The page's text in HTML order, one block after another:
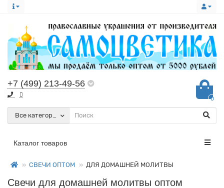
+7 (499) 213-49-56
0
Все категории
Каталог товаров
СВЕЧИ ОПТОМ ДЛЯ ДОМАШНЕЙ МОЛИТВЫ
Свечи для домашней молитвы оптом